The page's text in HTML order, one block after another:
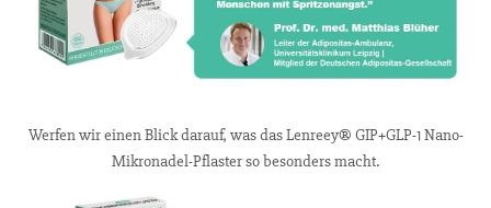
Werfen wir einen Blick darauf, was das Lenreey® GIP+GLP-1 Nano-
Mikronadel-Pflaster so besonders macht.